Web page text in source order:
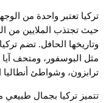
تركيا تعتبر واحدة من
حيث تجتذب الملايين من
وتاريخها الحافل. تضم
مثل البوسفور، ومتحف آيا
ترابزون، وشواطئ أنطاليا
تتميز تركيا بجمال طبيعي